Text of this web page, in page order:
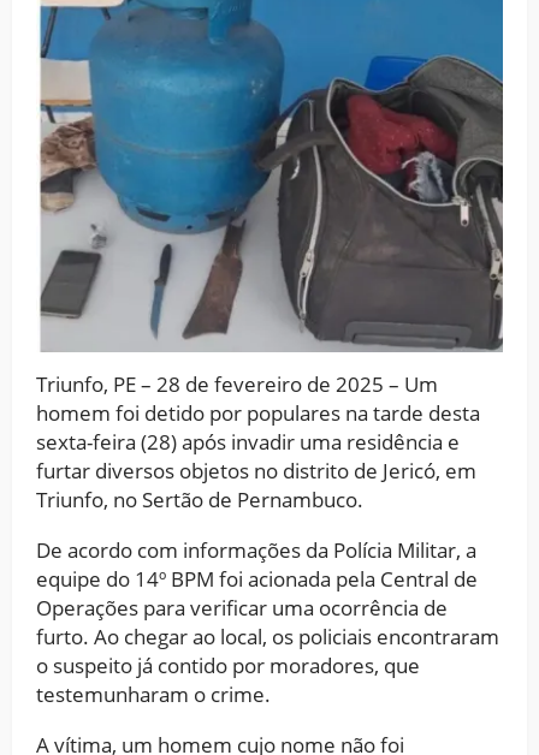
Triunfo, PE – 28 de fevereiro de 2025 – Um
homem foi detido por populares na tarde desta
sexta-feira (28) após invadir uma residência e
furtar diversos objetos no distrito de Jericó, em
Triunfo, no Sertão de Pernambuco.
De acordo com informações da Polícia Militar, a
equipe do 14º BPM foi acionada pela Central de
Operações para verificar uma ocorrência de
furto. Ao chegar ao local, os policiais encontraram
o suspeito já contido por moradores, que
testemunharam o crime.
A vítima, um homem cujo nome não foi